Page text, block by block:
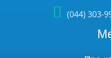
(044) 303-